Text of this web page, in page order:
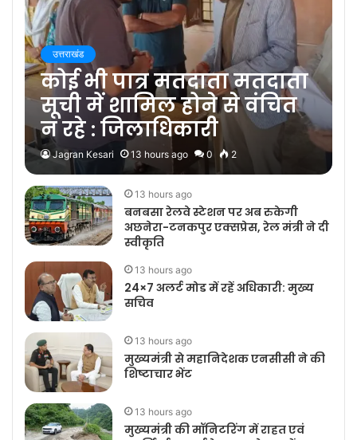
उत्तराखंड
कोई भी पात्र मतदाता मतदाता
सूची में शामिल होने से वंचित
न रहे : जिलाधिकारी
Jagran Kesari 13 hours ago 0 2
13 hours ago
बनबसा रेलवे स्टेशन पर अब रुकेगी
अछनेरा-टनकपुर एक्सप्रेस, रेल मंत्री ने दी
स्वीकृति
13 hours ago
24×7 अलर्ट मोड में रहें अधिकारी: मुख्य
सचिव
13 hours ago
मुख्यमंत्री से महानिदेशक एनसीसी ने की
शिष्टाचार भेंट
13 hours ago
मुख्यमंत्री की मॉनिटरिंग में राहत एवं